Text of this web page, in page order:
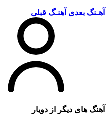
آهـنگ بعدی آهنـگ قبلی
آهنگ های دیگر از دویار